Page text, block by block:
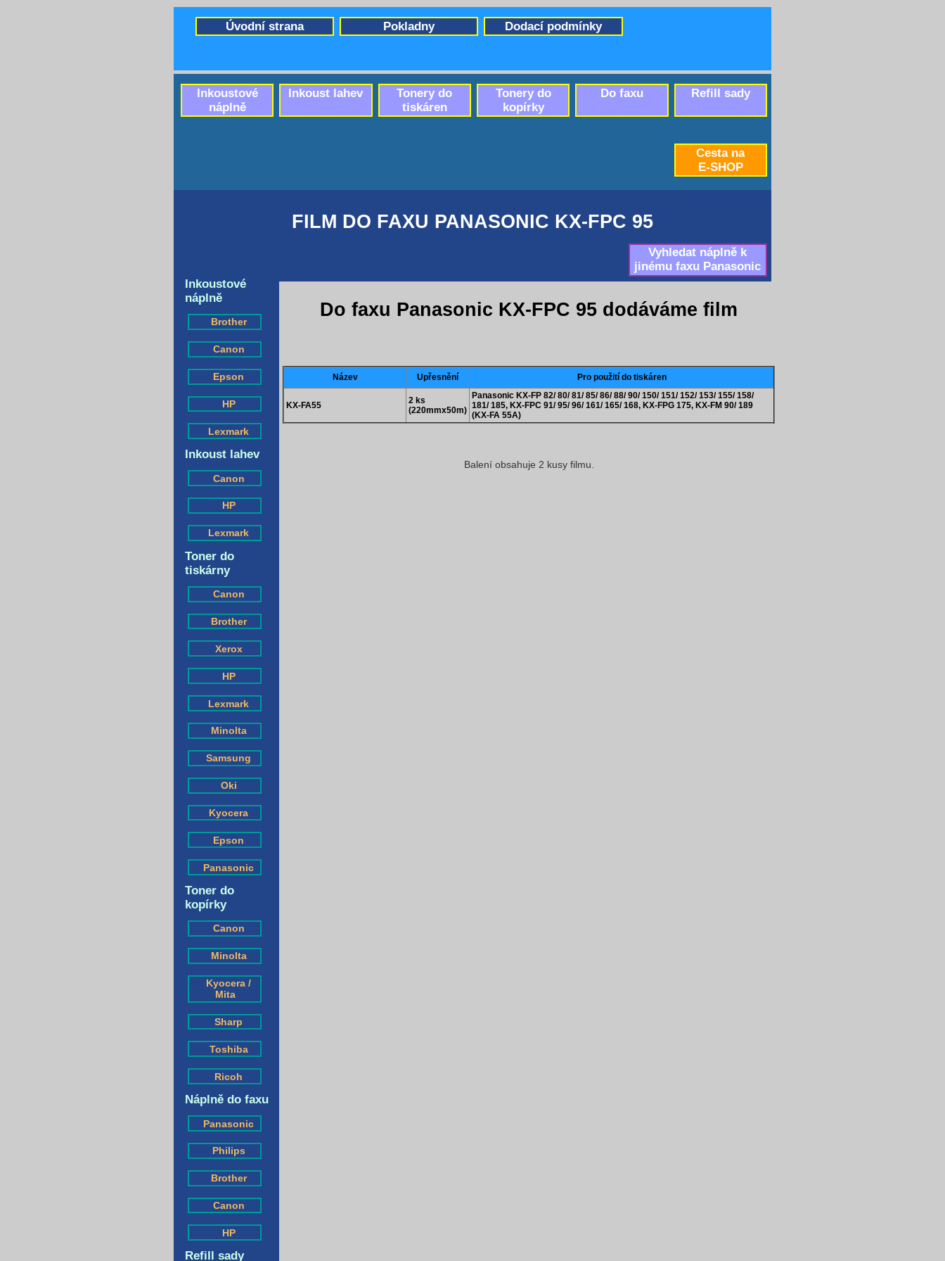
FILM DO FAXU PANASONIC KX-FPC 95
Vyhledat náplně k
jinému faxu Panasonic
Do faxu Panasonic KX-FPC 95 dodáváme film
Inkoustové
náplně
Brother
Canon
Epson
HP
Lexmark
Inkoust lahev
Canon
HP
Lexmark
Toner do
tiskárny
Canon
Brother
Xerox
HP
Lexmark
Minolta
Samsung
Oki
Kyocera
Epson
Panasonic
Toner do
kopírky
Canon
Minolta
Kyocera /
Mita
Sharp
Toshiba
Ricoh
Náplně do faxu
Panasonic
Philips
Brother
Canon
HP
Refill sady
Název Upřesnění Pro použití do tiskáren
KX-FA55
2 ks
(220mmx50m)
Panasonic KX-FP 82/ 80/ 81/ 85/ 86/ 88/ 90/ 150/ 151/ 152/ 153/ 155/ 158/
181/ 185, KX-FPC 91/ 95/ 96/ 161/ 165/ 168, KX-FPG 175, KX-FM 90/ 189
(KX-FA 55A)
Balení obsahuje 2 kusy filmu.
Dodací podmínky
Pokladny
Úvodní strana
Refill sady
Do faxu
Tonery do
kopírky
Tonery do
tiskáren
Inkoust lahev
Inkoustové
náplně
Cesta na
E-SHOP